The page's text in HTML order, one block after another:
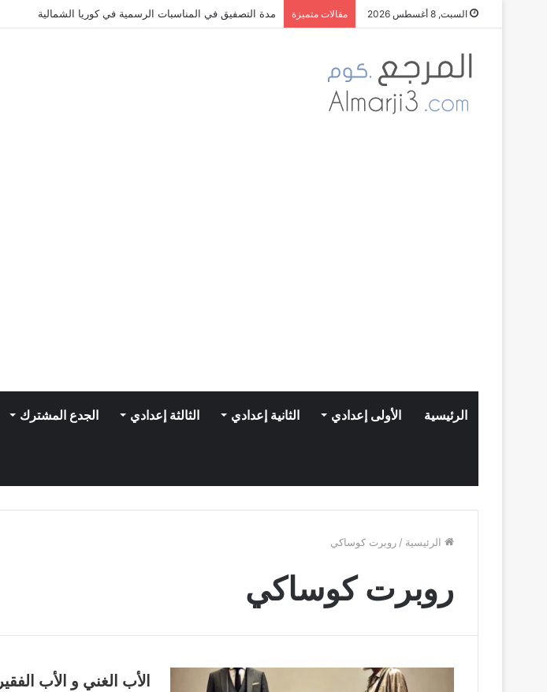
السبت, 8 أغسطس 2026 مقالات متميزة مدة التصفيق في المناسبات الرسمية في كوريا الشمالية
الرئيسية الأولى إعدادي الثانية إعدادي الثالثة إعدادي الجدع المشترك
الرئيسية / روبرت كوساكي
روبرت كوساكي
الأب الغني و الأب الفقير